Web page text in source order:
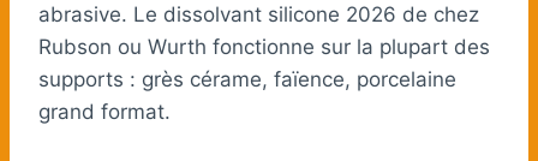
abrasive. Le dissolvant silicone 2026 de chez
Rubson ou Wurth fonctionne sur la plupart des
supports : grès cérame, faïence, porcelaine
grand format.